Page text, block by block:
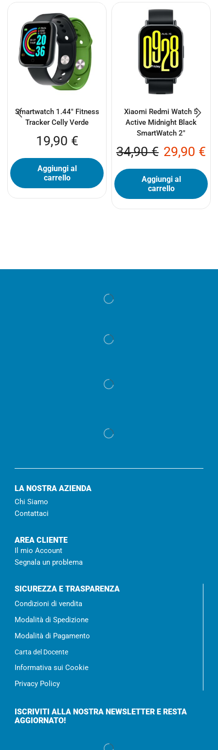
Smartwatch 1.44″ Fitness
Tracker Celly Verde
19,90 €
Aggiungi al
carrello
Xiaomi Redmi Watch 5
Active Midnight Black
SmartWatch 2″
34,90€ 29,90 €
Aggiungi al
carrello
LA NOSTRA AZIENDA
Chi Siamo
Contattaci
AREA CLIENTE
Il mio Account
Segnala un problema
SICUREZZA E TRASPARENZA
Condizioni di vendita
Modalità di Spedizione
Modalità di Pagamento
Carta del Docente
Informativa sui Cookie
Privacy Policy
ISCRIVITI ALLA NOSTRA NEWSLETTER E RESTA
AGGIORNATO!